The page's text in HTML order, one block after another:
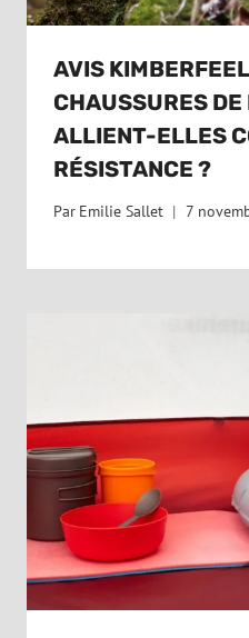
AVIS
CHAUSSURES DE
ALLIENT-ELLES
RÉSISTANCE ?
Par Emilie Sallet 7